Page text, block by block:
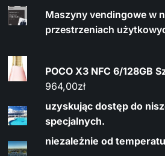
Maszyny vendingowe w
przestrzeniach
POCO X3 NFC 6/128GB
964,00zł
uzyskując dostęp do
specjalnych.
niezależnie od